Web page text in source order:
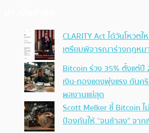
CLARITY Act ได้วันโหว
เตรียมพิจารณาร่างกฎห
Bitcoin ร่วง 35% ตั้งแต่
เงิน-ทองแดงพุ่งแรง ดันค
ผลงานแย่สุด
Scott Melker ชี้ Bitcoin ไ
ป้องกันให้ “จนช้าลง” จาก